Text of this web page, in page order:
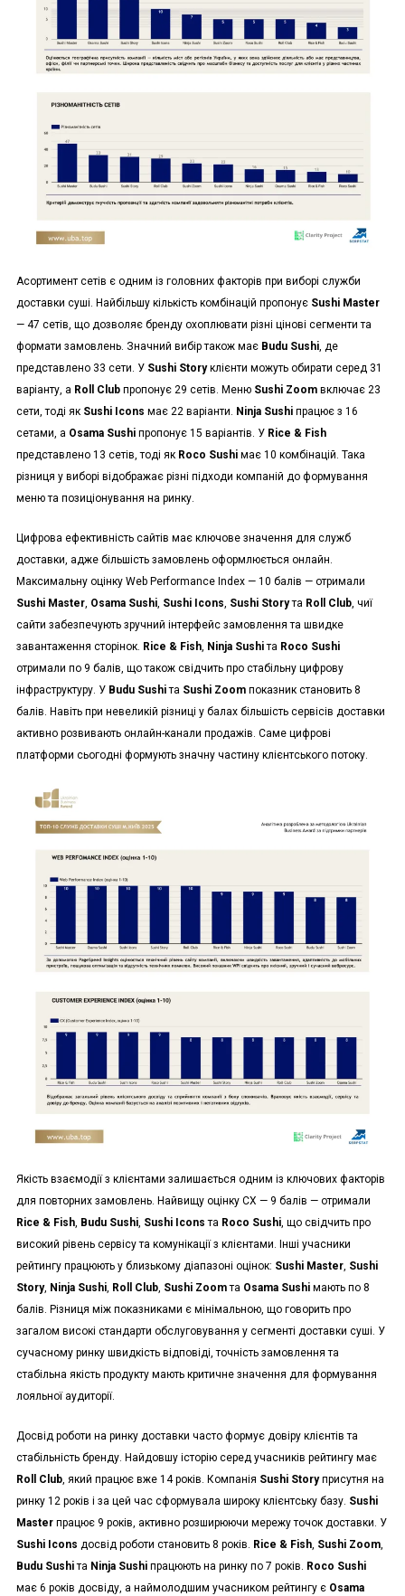
Асортимент сетів є одним із головних факторів при виборі служби
доставки суші. Найбільшу кількість комбінацій пропонує Sushi Master
— 47 сетів, що дозволяє бренду охоплювати різні цінові сегменти та
формати замовлень. Значний вибір також має Budu Sushi, де
представлено 33 сети. У Sushi Storyклієнти можуть обирати серед 31
варіанту, а Roll Clubпропонує 29 сетів. Меню Sushi Zoomвключає 23
сети, тоді як Sushi Icons має 22 варіанти. Ninja Sushiпрацює з 16
сетами, а Osama Sushiпропонує 15 варіантів. У Rice & Fish
представлено 13 сетів, тоді як Roco Sushiмає 10 комбінацій. Така
різниця у виборі відображає різні підходи компаній до формування
меню та позиціонування на ринку.
Цифрова ефективність сайтів має ключове значення для служб
доставки, адже більшість замовлень оформлюється онлайн.
Максимальну оцінку Web Performance Index — 10 балів — отримали
Sushi Master, Osama Sushi, Sushi Icons, Sushi Storyта Roll Club, чиї
сайти забезпечують зручний інтерфейс замовлення та швидке
завантаження сторінок. Rice & Fish, Ninja Sushiта Roco Sushi
отримали по 9 балів, що також свідчить про стабільну цифрову
інфраструктуру. У Budu Sushiта Sushi Zoomпоказник становить 8
балів. Навіть при невеликій різниці у балах більшість сервісів доставки
активно розвивають онлайн-канали продажів. Саме цифрові
платформи сьогодні формують значну частину клієнтського потоку.
Якість взаємодії з клієнтами залишається одним із ключових факторів
для повторних замовлень. Найвищу оцінку CX — 9 балів — отримали
Rice & Fish, Budu Sushi, Sushi Icons та Roco Sushi, що свідчить про
високий рівень сервісу та комунікації з клієнтами. Інші учасники
рейтингу працюють у близькому діапазоні оцінок: Sushi Master, Sushi
Story, Ninja Sushi, Roll Club, Sushi Zoomта Osama Sushiмають по 8
балів. Різниця між показниками є мінімальною, що говорить про
загалом високі стандарти обслуговування у сегменті доставки суші. У
сучасному ринку швидкість відповіді, точність замовлення та
стабільна якість продукту мають критичне значення для формування
лояльної аудиторії.
Досвід роботи на ринку доставки часто формує довіру клієнтів та
стабільність бренду. Найдовшу історію серед учасників рейтингу має
Roll Club, який працює вже 14 років. Компанія Sushi Storyприсутня на
ринку 12 років і за цей час сформувала широку клієнтську базу. Sushi
Masterпрацює 9 років, активно розширюючи мережу точок доставки. У
Sushi Icons досвід роботи становить 8 років. Rice & Fish, Sushi Zoom,
Budu Sushiта Ninja Sushiпрацюють на ринку по 7 років. Roco Sushi
має 6 років досвіду, а наймолодшим учасником рейтингу є Osama